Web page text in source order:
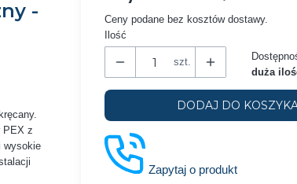
-
PEX z
wysokie
Ceny podane bez kosztów dostawy.
Ilość
szt.
duża
DODAJ DO
Zapytaj o produkt